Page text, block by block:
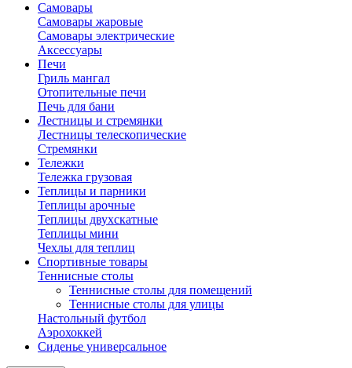
Самовары
Самовары жаровые
Самовары электрические
Аксессуары
Печи
Гриль мангал
Отопительные печи
Печь для бани
Лестницы и стремянки
Лестницы телескопические
Стремянки
Тележки
Тележка грузовая
Теплицы и парники
Теплицы арочные
Теплицы двухскатные
Теплицы мини
Чехлы для теплиц
Спортивные товары
Теннисные столы
Теннисные столы для помещений
Теннисные столы для улицы
Настольный футбол
Аэрохоккей
Сиденье универсальное